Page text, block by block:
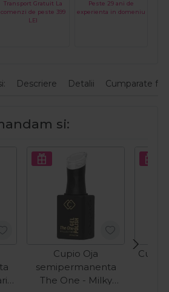
Transport Gratuit La
comenzi de peste 399
LEI
Peste 29 ani de
experienta in domeniu
Descriere Detalii Cumparate
si:
Cupio Oja
semipermanenta
The One - Milky
Cupio